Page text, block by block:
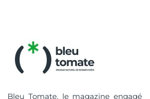
Bleu Tomate, le magazine engagé